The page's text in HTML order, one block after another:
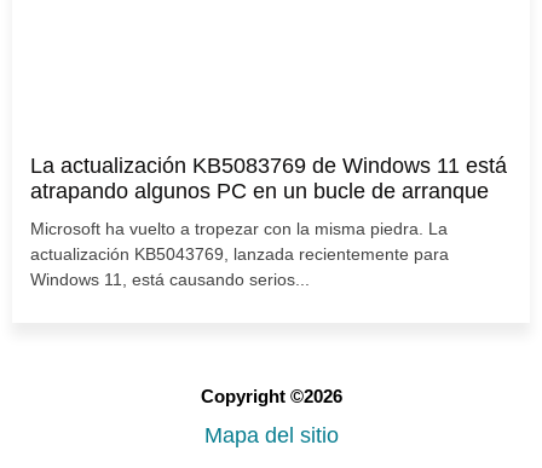
La actualización KB5083769 de Windows 11 está
atrapando algunos PC en un bucle de arranque
Microsoft ha vuelto a tropezar con la misma piedra. La
actualización KB5043769, lanzada recientemente para
Windows 11, está causando serios...
Copyright ©2026
Mapa del sitio